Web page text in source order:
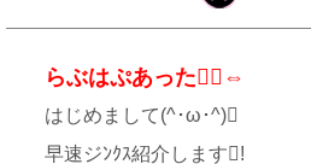
らぶはぷあった⇔
はじめまして(^･ω･^)
早速ジﾝｸｽ紹介します!